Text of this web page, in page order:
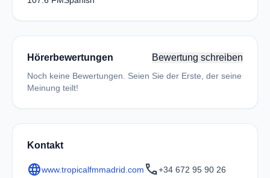
Hörerbewertungen Bewertung schreiben
Noch keine Bewertungen. Seien Sie der Erste, der seine
Meinung teilt!
Kontakt
languagewww.tropicalfmmadrid.com call+34 672 95 90 26